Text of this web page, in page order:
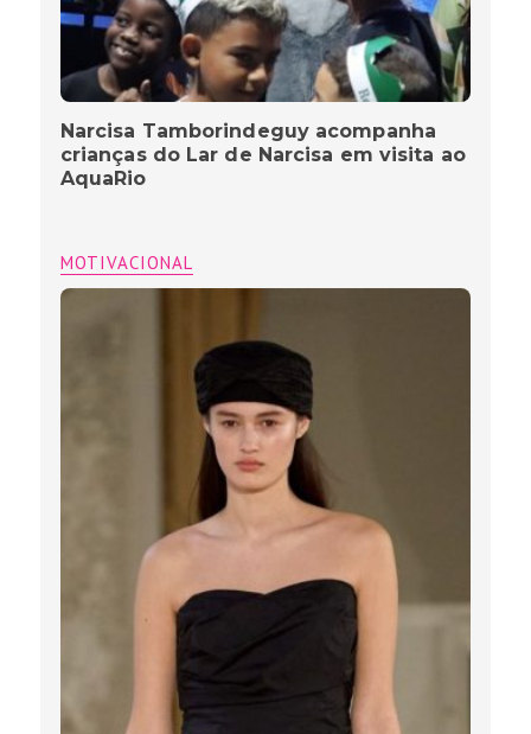
Narcisa Tamborindeguy acompanha
crianças do Lar de Narcisa em visita ao
AquaRio
MOTIVACIONAL